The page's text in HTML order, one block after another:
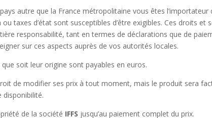
autre que la France métropolitaine vous êtes
taxes d’état sont susceptibles d’être exigibles. Ces droits
responsabilité, tant en termes de déclarations que de
sur ces aspects auprès de vos autorités locales.
soit leur origine sont payables en euros.
de modifier ses prix à tout moment, mais le produit sera
disponibilité.
de la société IFFS jusqu’au paiement complet du prix.